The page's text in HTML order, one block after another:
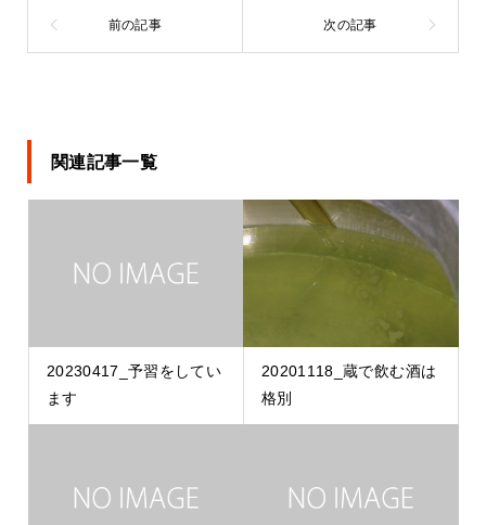
関連記事一覧
20230417_予習をしてい
ます
20201118_蔵で飲む酒は
格別